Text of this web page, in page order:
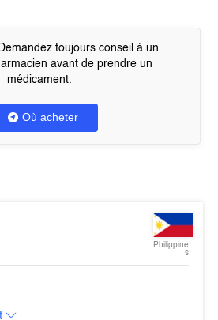
toujours conseil à un
avant de prendre un
médicament.
Où acheter
Philippine
s